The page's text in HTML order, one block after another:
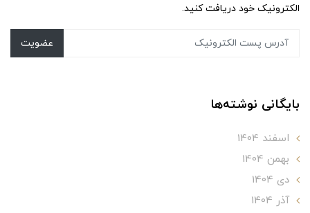
الکترونیک خود دریافت کنید.
عضویت
بایگانی نوشته‌ها
اسفند 1404
بهمن 1404
دی 1404
آذر 1404